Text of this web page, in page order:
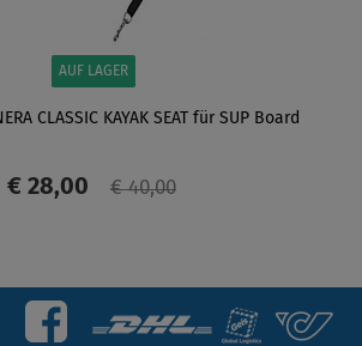
AUF LAGER
CLASSIC KAYAK SEAT für SUP Board
€ 28,00 € 40,00